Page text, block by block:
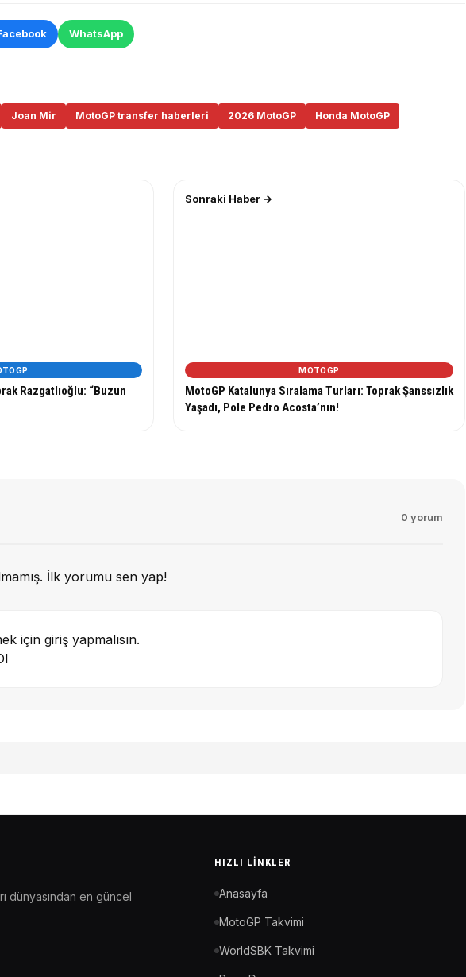
WhatsApp
Joan Mir MotoGP transfer haberleri 2026 MotoGP Honda MotoGP
Razgatlıoğlu: “Buzun
Sonraki Haber →
MOTOGP
MotoGP Katalunya Sıralama Turları: Toprak Şanssızlık
Yaşadı, Pole Pedro Acosta’nın!
0 yorum
İlk yorumu sen yap!
için giriş yapmalısın.
dünyasından en güncel
HIZLI LINKLER
Anasayfa
MotoGP Takvimi
WorldSBK Takvimi